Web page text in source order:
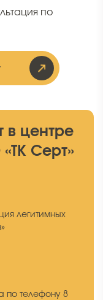
по
в центре
Серт»
легитимных
по телефону 8